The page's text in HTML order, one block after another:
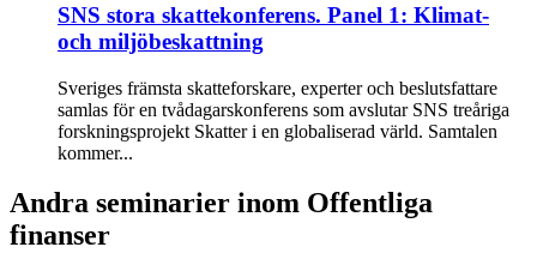
SNS stora skattekonferens. Panel 1: Klimat-
och miljöbeskattning
Sveriges främsta skatteforskare, experter och beslutsfattare
samlas för en tvådagarskonferens som avslutar SNS treåriga
forskningsprojekt Skatter i en globaliserad värld. Samtalen
kommer...
Andra seminarier inom Offentliga
finanser